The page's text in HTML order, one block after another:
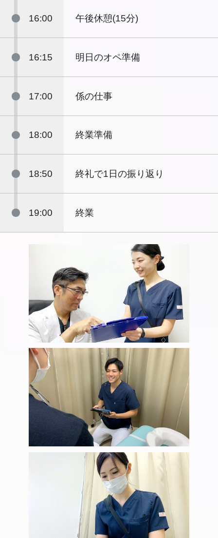
16:00 午後休憩(15分)
16:15 明日のオペ準備
17:00 係の仕事
18:00 終業準備
18:50 終礼で1日の振り返り
19:00 終業